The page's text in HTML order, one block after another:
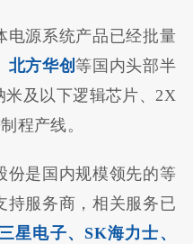
电源系统产品已经批量
北方华创等国内头部半
米及以下逻辑芯片、2X
程产线。
份是国内规模领先的等
持服务商，相关服务已
星电子、SK海力士、